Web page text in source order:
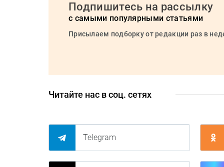
Подпишитесь на рассылку
с самыми популярными статьями
Присылаем подборку от редакции раз в
Читайте нас в соц. сетях
Telegram